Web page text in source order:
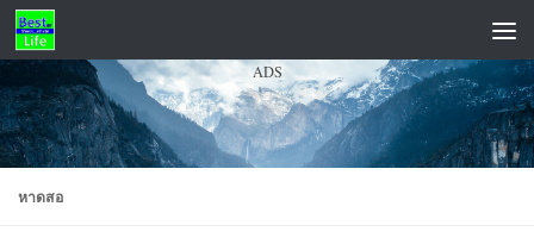
Skip to content
ADS
หาดสอ